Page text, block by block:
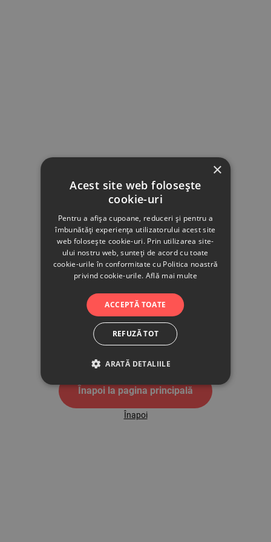
500
Înapoi la pagina principală
Înapoi
×
Acest site web folosește
cookie-uri
Pentru a afișa cupoane, reduceri și pentru a
îmbunătăți experiența utilizatorului acest site
web folosește cookie-uri. Prin utilizarea site-
ului nostru web, sunteți de acord cu toate
cookie-urile în conformitate cu Politica noastră
privind cookie-urile. Află mai multe
ACCEPTĂ TOATE
REFUZĂ TOT
ARATĂ DETALIILE